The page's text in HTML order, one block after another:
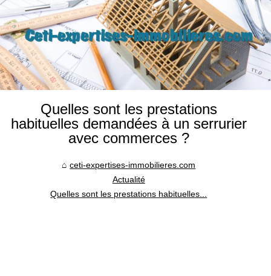
Quelles sont les prestations
habituelles demandées à un serrurier
avec commerces ?
ceti-expertises-immobilieres.com
Actualité
Quelles sont les prestations habituelles...